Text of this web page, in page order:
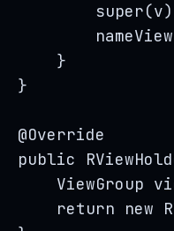
super
nameView
}
}
@Override
public
ViewGroup
return
new